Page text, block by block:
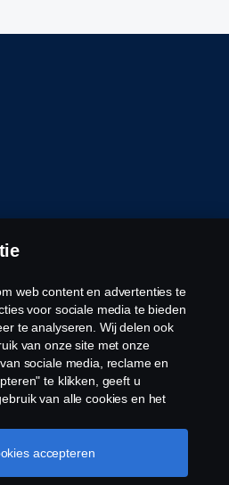
rights reserved. Scania
8-55 38 10 37.
web content en advertenties te
voor sociale media te bieden
te analyseren. Wij delen ook
van onze site met onze
sociale media, reclame en
te klikken, geeft u
van alle cookies en het
te klikken en de
die u wilt accepteren. Voor een
accepteren